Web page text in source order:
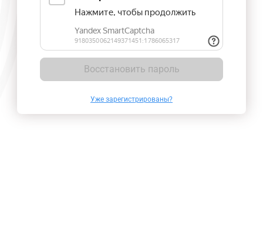
Восстановить пароль
Уже зарегистрированы?